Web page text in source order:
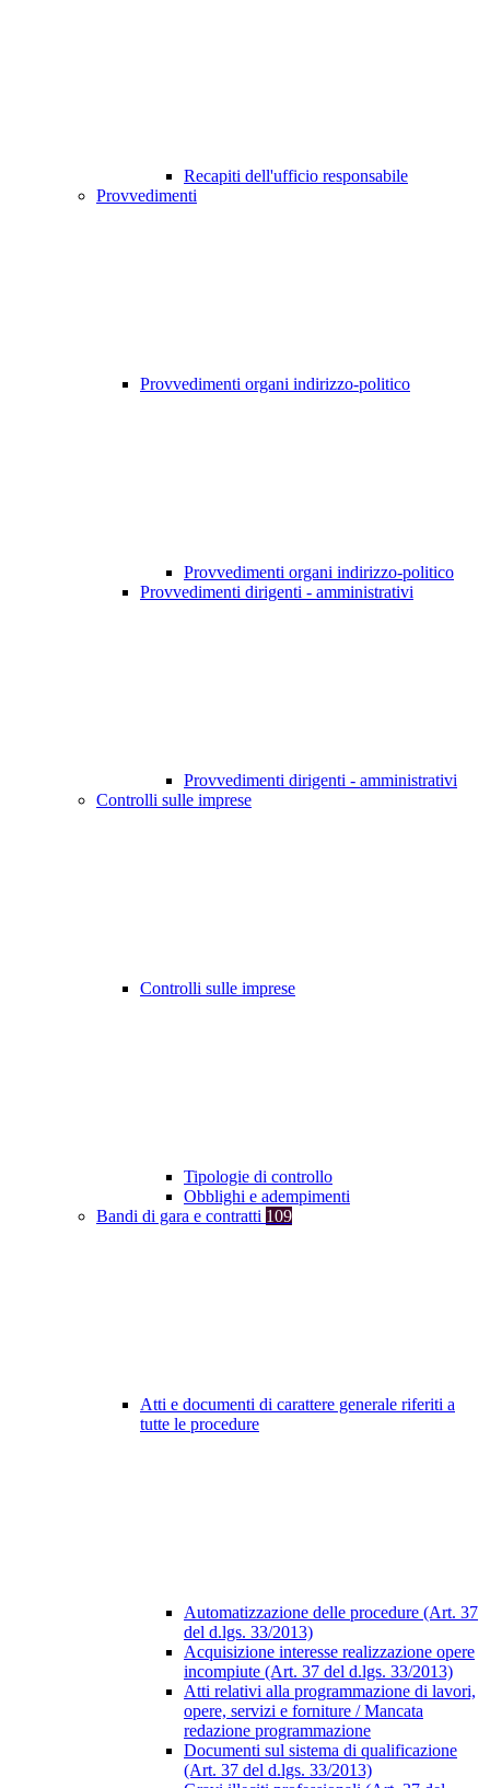
Recapiti dell'ufficio responsabile
Provvedimenti
Provvedimenti organi indirizzo-politico
Provvedimenti organi indirizzo-politico
Provvedimenti dirigenti - amministrativi
Provvedimenti dirigenti - amministrativi
Controlli sulle imprese
Controlli sulle imprese
Tipologie di controllo
Obblighi e adempimenti
Bandi di gara e contratti 109
Atti e documenti di carattere generale riferiti a
tutte le procedure
Automatizzazione delle procedure (Art. 37
del d.lgs. 33/2013)
Acquisizione interesse realizzazione opere
incompiute (Art. 37 del d.lgs. 33/2013)
Atti relativi alla programmazione di lavori,
opere, servizi e forniture / Mancata
redazione programmazione
Documenti sul sistema di qualificazione
(Art. 37 del d.lgs. 33/2013)